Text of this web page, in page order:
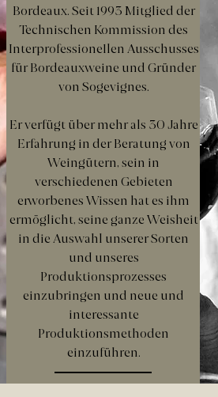
Bordeaux. Seit 1993 Mitglied der
Technischen Kommission des
Interprofessionellen Ausschusses
für Bordeauxweine und Gründer
von Sogevignes.
Er verfügt über mehr als 30 Jahre
Erfahrung in der Beratung von
Weingütern, sein in
verschiedenen Gebieten
erworbenes Wissen hat es ihm
ermöglicht, seine ganze Weisheit
in die Auswahl unserer Sorten
und unseres
Produktionsprozesses
einzubringen und neue und
interessante
Produktionsmethoden
einzuführen.